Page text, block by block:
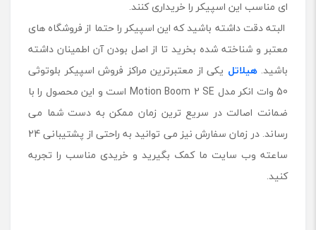
ای مناسب این اسپیکر را خریداری کنند.
البته دقت داشته باشید که این اسپیکر را حتما از فروشگاه های
معتبر و شناخته شده بخرید تا از اصل بودن آن اطمینان داشته
باشید.هیلاتل یکی از معتبرترین مراکز فروش اسپیکر بلوتوثی
50 وات انکر مدل Motion Boom 2 SE است و این محصول را با
ضمانت اصالت در سریع ترین زمان ممکن به دست شما می
رساند. در زمان سفارش نیز می توانید به راحتی از پشتیبانی 24
ساعته وب سایت ما کمک بگیرید و خریدی مناسب را تجربه
کنید.